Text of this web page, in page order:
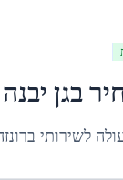
בגן יבנה
לשירותי